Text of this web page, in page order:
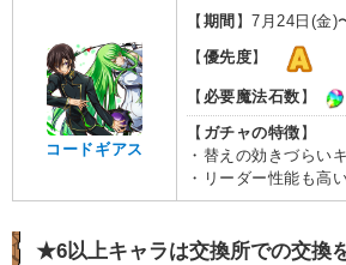
コードギアス
【 期間 】7月24日(金)
【 優先度】
【 必要魔法石数 】
【 ガチャの特徴 】
・替えの効きづらい
・リーダー性能も高
★6以上キャラは交換所での交換